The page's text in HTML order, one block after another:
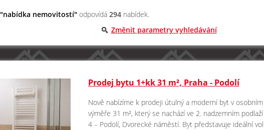
"nabídka nemovitostí" odpovídá 294 nabídek.
Změnit parametry vyhledávání
Prodej bytu 1+kk 31 m², Praha - Podolí
Nově nabízíme k prodeji útulný a moderní byt v
výměře 31 m², který se nachází ve 2. nadzemním
4 – Podolí, Dvorecké náměstí. Byt představuje ideální